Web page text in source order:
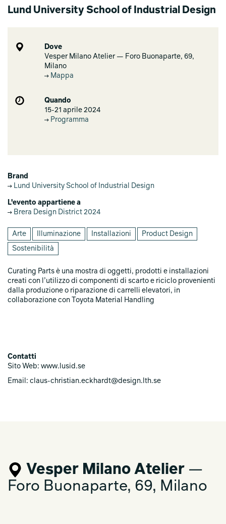
Lund University School of Industrial Design
Dove
Vesper Milano Atelier — Foro Buonaparte, 69,
Milano
Mappa
Quando
15-21 aprile 2024
Programma
Brand
Lund University School of Industrial Design
L'evento appartiene a
Brera Design District 2024
Arte Illuminazione Installazioni Product Design
Sostenibilità
Curating Parts è una mostra di oggetti, prodotti e installazioni
creati con l’utilizzo di componenti di scarto e riciclo provenienti
dalla produzione o riparazione di carrelli elevatori, in
collaborazione con Toyota Material Handling
Contatti
Sito Web: www.lusid.se
Email: claus-christian.eckhardt@design.lth.se
Vesper Milano Atelier —
Foro Buonaparte, 69, Milano